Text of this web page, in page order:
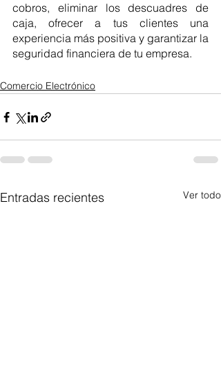
cobros, eliminar los descuadres de
caja, ofrecer a tus clientes una
experiencia más positiva y garantizar la
seguridad financiera de tu empresa.
Comercio Electrónico
Entradas recientes Ver todo